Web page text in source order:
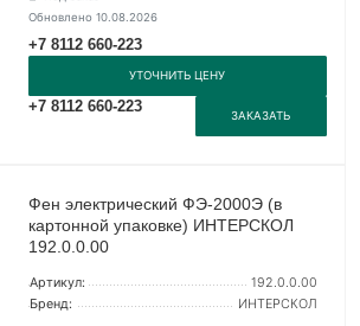
Обновлено 10.08.2026
+7 8112 660-223
УТОЧНИТЬ ЦЕНУ
+7 8112 660-223
ЗАКАЗАТЬ
Фен электрический ФЭ-2000Э (в
картонной упаковке) ИНТЕРСКОЛ
192.0.0.00
Артикул:
192.0.0.00
Бренд:
ИНТЕРСКОЛ